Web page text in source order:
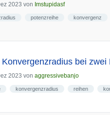
2023 von Imstupidasf
potenzreihe konvergenz
bei zwei
2023 von aggressivebanjo
konvergenzradius reihen